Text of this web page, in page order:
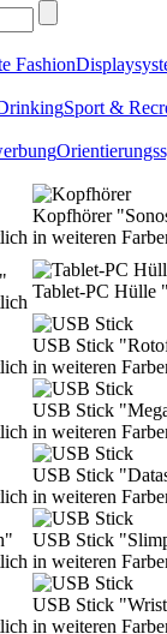
Fashion
Sport &
Kopfhörer
in weiteren
Tablet-PC Hülle
USB Stick
in weiteren
USB Stick
in weiteren
USB Stick
in weiteren
USB Stick
in weiteren
USB Stick
in weiteren